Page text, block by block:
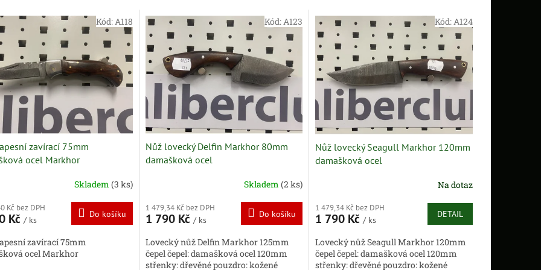
zavírací 75mm
ocel Markhor
Skladem (3 ks)
Kč bez DPH
Kč / ks
Do košíku
zavírací 75mm
ocel Markhor
Kód:A118
Nůž lovecký Delfin Markhor 80mm
damašková ocel
Skladem (2 ks)
1 479,34 Kč bez DPH
1 790 Kč / ks
Do košíku
Lovecký nůž Delfin Markhor 125mm
čepel čepel: damašková ocel 120mm
střenky: dřevěné pouzdro: kožené
Kód:A123
Nůž lovecký Seagull Markhor 120mm
damašková ocel
Na dotaz
1 479,34 Kč bez DPH
1 790 Kč / ks
DETAIL
Lovecký nůž Seagull Markhor 120mm
čepel čepel: damašková ocel 120mm
střenky: dřevěné pouzdro: kožené
Kód:A124